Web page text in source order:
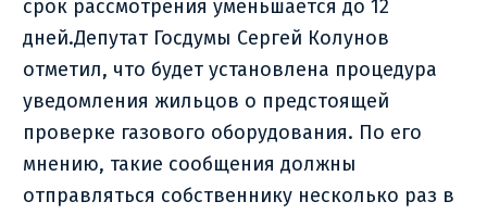
срок рассмотрения уменьшается до 12
дней.Депутат Госдумы Сергей Колунов
отметил, что будет установлена процедура
уведомления жильцов о предстоящей
проверке газового оборудования. По его
мнению, такие сообщения должны
отправляться собственнику несколько раз в